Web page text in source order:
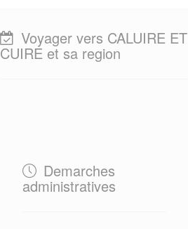
Voyager vers CALUIRE ET
CUIRE et sa region
Demarches
administratives